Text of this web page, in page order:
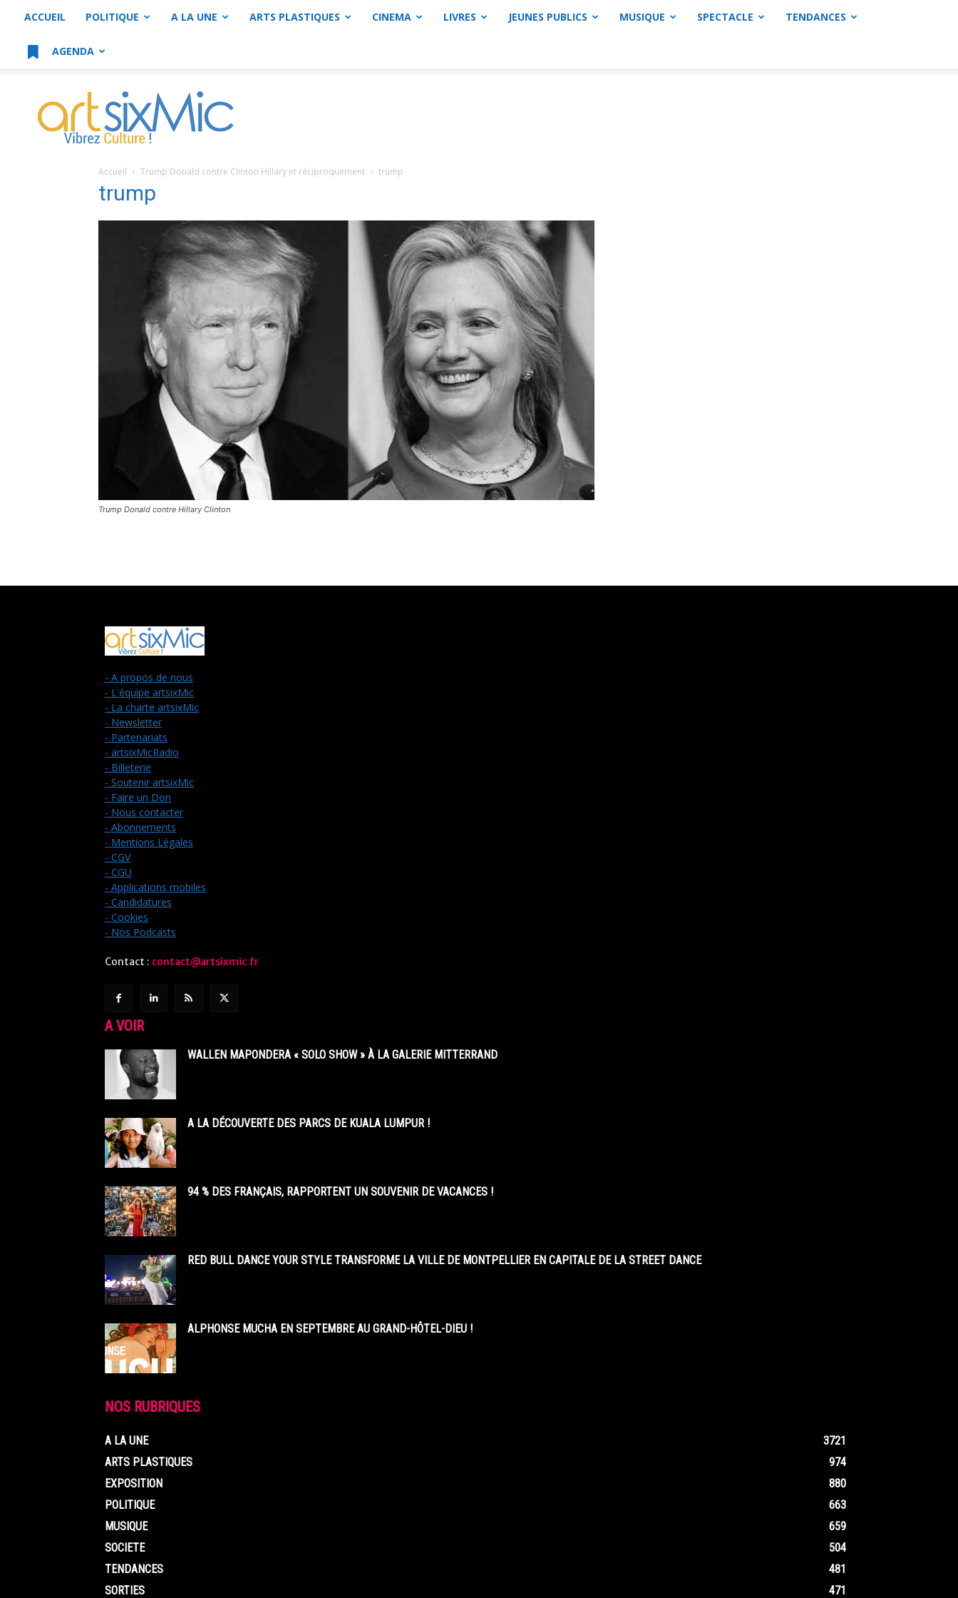
ACCUEIL POLITIQUE A LA UNE ARTS PLASTIQUES CINEMA LIVRES JEUNES PUBLICS MUSIQUE SPECTACLE TENDANCES
AGENDA
artsixMic
Accueil Trump Donald contre Clinton Hillary et réciproquement trump
trump
Trump Donald contre Hillary Clinton
- A propos de nous
- L'équipe artsixMic
- La charte artsixMic
- Newsletter
- Partenariats
- artsixMicRadio
- Billeterie
- Soutenir artsixMic
- Faire un Don
- Nous contacter
- Abonnements
- Mentions Légales
- CGV
- CGU
- Applications mobiles
- Candidatures
- Cookies
- Nos Podcasts
Contact : contact@artsixmic.fr
A VOIR
WALLEN MAPONDERA « SOLO SHOW » À LA GALERIE MITTERRAND
A LA DÉCOUVERTE DES PARCS DE KUALA LUMPUR !
94 % DES FRANÇAIS, RAPPORTENT UN SOUVENIR DE VACANCES !
RED BULL DANCE YOUR STYLE TRANSFORME LA VILLE DE MONTPELLIER EN CAPITALE DE LA STREET DANCE
ALPHONSE MUCHA EN SEPTEMBRE AU GRAND-HÔTEL-DIEU !
NOS RUBRIQUES
A LA UNE
3721
ARTS PLASTIQUES
974
EXPOSITION
880
POLITIQUE
663
MUSIQUE
659
SOCIETE
504
TENDANCES
481
SORTIES
471